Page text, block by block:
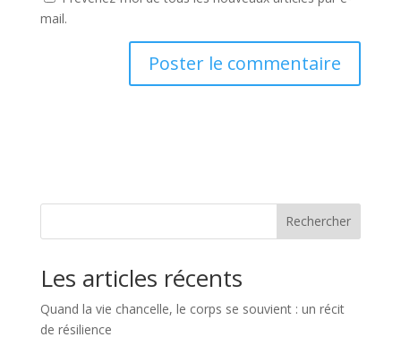
mail.
Rechercher
Les articles récents
Quand la vie chancelle, le corps se souvient : un récit
de résilience